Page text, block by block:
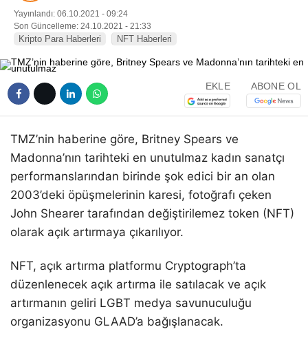
Yayınlandı: 06.10.2021 - 09:24
Son Güncelleme: 24.10.2021 - 21:33
Kripto Para Haberleri NFT Haberleri
EKLE ABONE OL
TMZ’nin haberine göre, Britney Spears ve
Madonna’nın tarihteki en unutulmaz kadın sanatçı
performanslarından birinde şok edici bir an olan
2003’deki öpüşmelerinin karesi, fotoğrafı çeken
John Shearer tarafından değiştirilemez token (NFT)
olarak açık artırmaya çıkarılıyor.
NFT, açık artırma platformu Cryptograph’ta
düzenlenecek açık artırma ile satılacak ve açık
artırmanın geliri LGBT medya savunuculuğu
organizasyonu GLAAD’a bağışlanacak.